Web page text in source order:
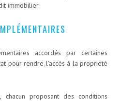
immobilier.
accordés par certaines
pour rendre l’accès à la propriété
proposant des conditions